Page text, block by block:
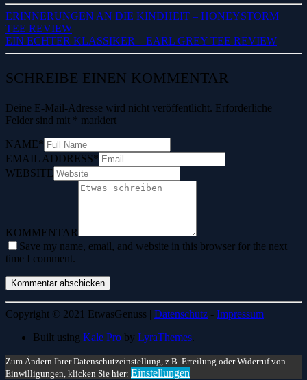
ERINNERUNGEN AN DIE KINDHEIT – HONEYSTORM
TEE REVIEW
EIN ECHTER KLASSIKER – EARL GREY TEE REVIEW
SCHREIBE EINEN KOMMENTAR
Deine E-Mail-Adresse wird nicht veröffentlicht. Erforderliche
Felder sind mit * markiert
NAME*
EMAIL ADDRESS*
WEBSITE
KOMMENTAR
Save my name, email, and website in this browser for the next
time I comment.
Copyright © 2021 EtwasGenuss | Datenschutz - Impressum
Built using Kale Pro by LyraThemes.
Zum Ändern Ihrer Datenschutzeinstellung, z.B. Erteilung oder Widerruf von
Einwilligungen, klicken Sie hier: Einstellungen